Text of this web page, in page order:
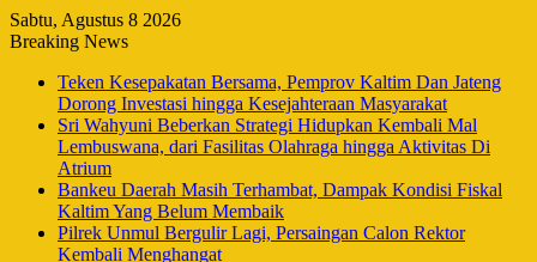
Sabtu, Agustus 8 2026
Breaking News
Teken Kesepakatan Bersama, Pemprov Kaltim Dan Jateng
Dorong Investasi hingga Kesejahteraan Masyarakat
Sri Wahyuni Beberkan Strategi Hidupkan Kembali Mal
Lembuswana, dari Fasilitas Olahraga hingga Aktivitas Di
Atrium
Bankeu Daerah Masih Terhambat, Dampak Kondisi Fiskal
Kaltim Yang Belum Membaik
Pilrek Unmul Bergulir Lagi, Persaingan Calon Rektor
Kembali Menghangat